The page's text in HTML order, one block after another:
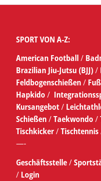
SPORT VON A-Z:
American Football/
Brazilian Jiu-Jutsu (BJJ)/
Feldbogenschießen/
Hapkido/
Kursangebot/
Schießen/Taekwondo/
Tischkicker/Tischtennis
—-
Geschäftsstelle/
/ Login